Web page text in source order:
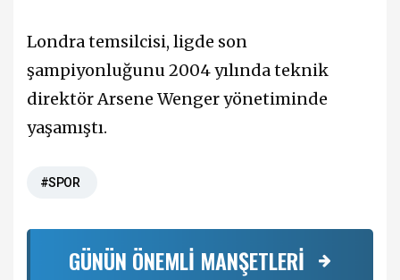
Londra temsilcisi, ligde son
şampiyonluğunu 2004 yılında teknik
direktör Arsene Wenger yönetiminde
yaşamıştı.
#SPOR
GÜNÜN ÖNEMLİ MANŞETLERİ